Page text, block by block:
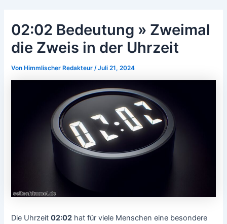
02:02 Bedeutung » Zweimal
die Zweis in der Uhrzeit
Von Himmlischer Redakteur/Juli 21, 2024
Die Uhrzeit02:02 hat für viele Menschen eine besondere